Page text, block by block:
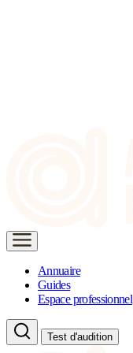
Annuaire
Guides
Espace professionnel
Test d'audition